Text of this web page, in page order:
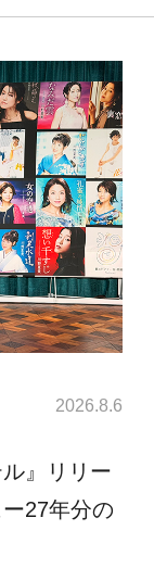
2026.8.6
』リリー
27年分の